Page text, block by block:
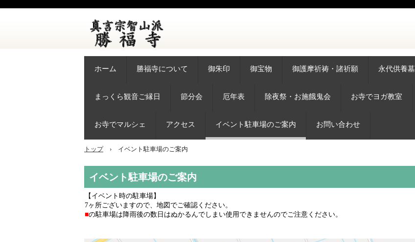
ホーム 勝福寺について 御朱印 御宝物 御護摩祈祷・諸祈願 永代供養墓
まっくら観音ご縁日 節分会 厄年表 除夜祭・お施餓鬼会 お寺でヨガ教室
お寺でマルシェ アクセス イベント駐車場のご案内 お問い合わせ
トップ › イベント駐車場のご案内
イベント駐車場のご案内
【イベント時の駐車場】
7ヶ所ございますので、地図でご確認ください。
■の駐車場は降雨後の数日はぬかるんでしまい使用できませんのでご注意ください。